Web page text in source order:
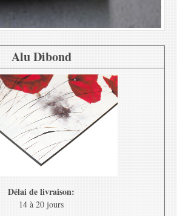
Alu Dibond
Délai de livraison:
14 à 20 jours